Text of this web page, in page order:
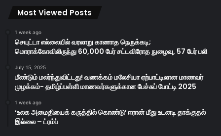
Most Viewed Posts
1 week ago
செயுட்டா எல்லையில் வரலாறு காணாத நெருக்கடி;
மொராக்கோவிலிருந்து 60,000 பேர் சட்டவிரோத நுழைவு, 57 பேர் பலி
July 15, 2025
மீண்டும் மலர்ந்துவிட்டது! வணக்கம் மலேசியா ஏற்பாட்டிலான மாணவர்
முழக்கம்- தமிழ்ப்பள்ளி மாணவர்களுக்கான பேச்சுப் போட்டி 2025
1 week ago
‘உலக அமைதியைக் கருத்தில் கொண்டு’ ஈரான் மீது உடனடி தாக்குதல்
இல்லை – ட்ரம்ப்